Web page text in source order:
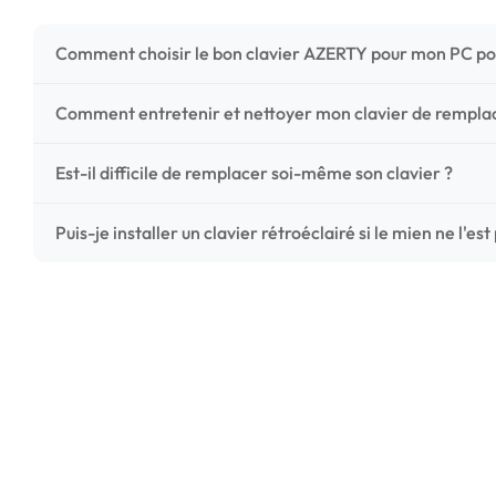
Comment choisir le bon clavier AZERTY pour mon PC
Pour ne pas vous tromper, vérifiez trois points critiques
Comment entretenir et nettoyer mon clavier de
Un entretien régulier prolonge la vie de vos touches.
Est-il difficile de remplacer soi-même son clavier ?
C'est une réparation accessible et très économique !
Puis-je installer un clavier rétroéclairé si le mien ne l'est